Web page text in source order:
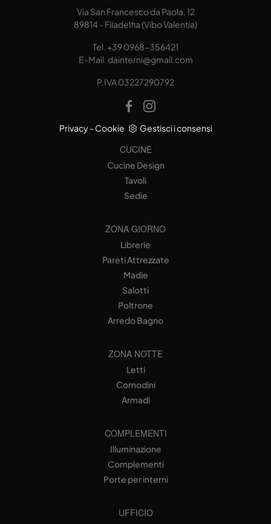
Via San Francesco da Paola, 12
89814 - Filadelfia (Vibo Valentia)
Tel.+39 0968-356421
E-Mail. dainterni@gmail.com
P.IVA 03227290792
Privacy- Cookie Gestisci i consensi
CUCINE
Cucine Design
Tavoli
Sedie
ZONA GIORNO
Librerie
Pareti Attrezzate
Madie
Salotti
Poltrone
Arredo Bagno
ZONA NOTTE
Letti
Comodini
Armadi
COMPLEMENTI
Illuminazione
Complementi
Porte per interni
UFFICIO